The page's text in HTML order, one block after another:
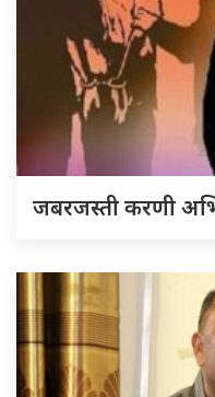
जबरजस्ती करणी